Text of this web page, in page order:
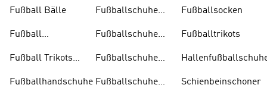
Fußball Bälle
Fußball
Fußball Trikots
Fußballhandschuhe
Fußballschuhe
Fußballschuhe
Fußballschuhe
Fußballschuhe
Fußballsocken
Fußballtrikots
Schienbeinschoner